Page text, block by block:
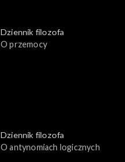
Dziennik filozofa
O przemocy
Dziennik filozofa
O antynomiach logicznych